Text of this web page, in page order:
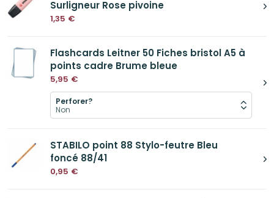
Surligneur Rose pivoine
1,35 €
Flashcards Leitner 50 Fiches bristol A5 à
points cadre Brume bleue
5,95 €
Perforer?
STABILO point 88 Stylo-feutre Bleu
foncé 88/41
0,95 €